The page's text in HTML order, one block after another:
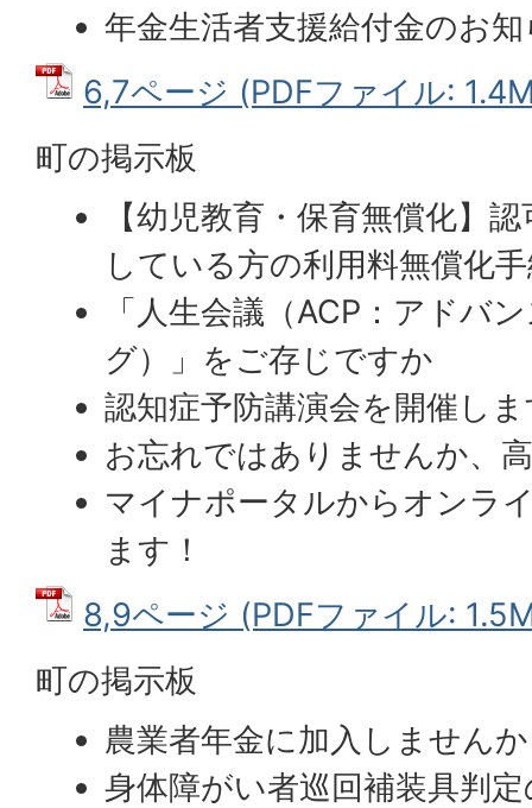
年金生活者支援給付金のお
6,7ページ (PDFファイル:
町の掲示板
【幼児教育・保育無償化】
している方の利用料無償化
「人生会議（ACP：アドバ
グ）」をご存じですか
認知症予防講演会を開催し
お忘れではありませんか、
マイナポータルからオンラ
ます！
8,9ページ (PDFファイル:
町の掲示板
農業者年金に加入しませんか
身体障がい者巡回補装具判